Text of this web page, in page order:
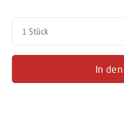
In